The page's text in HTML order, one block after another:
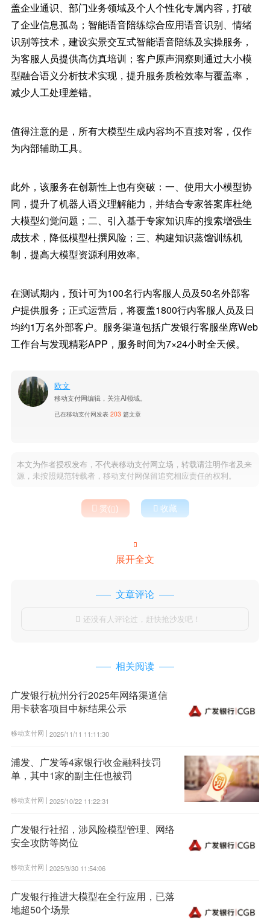
盖企业通识、部门业务领域及个人个性化专属内容，打破
了企业信息孤岛；智能语音陪练综合应用语音识别、情绪
识别等技术，建设实景交互式智能语音陪练及实操服务，
为客服人员提供高仿真培训；客户原声洞察则通过大小模
型融合语义分析技术实现，提升服务质检效率与覆盖率，
减少人工处理差错。
值得注意的是，所有大模型生成内容均不直接对客，仅作
为内部辅助工具。
此外，该服务在创新性上也有突破：一、使用大小模型协
同，提升了机器人语义理解能力，并结合专家答案库杜绝
大模型幻觉问题；二、引入基于专家知识库的搜索增强生
成技术，降低模型杜撰风险；三、构建知识蒸馏训练机
制，提高大模型资源利用效率。
在测试期内，预计可为100名行内客服人员及50名外部客
户提供服务；正式运营后，将覆盖1800行内客服人员及日
均约1万名外部客户。服务渠道包括广发银行客服坐席Web
工作台与发现精彩APP，服务时间为7×24小时全天候。
欧文
移动支付网编辑，关注AI领域。
已在移动支付网发表203 篇文章
本文为作者授权发布，不代表移动支付网立场，转载请注明作者及来
源，未按照规范转载者，移动支付网保留追究相应责任的权利。
 赞()  收藏

展开全文
文章评论
 还没有人评论过，赶快抢沙发吧！
相关阅读
广发银行杭州分行2025年网络渠道信
用卡获客项目中标结果公示
移动支付网 | 2025/11/11 11:11:30
浦发、广发等4家银行收金融科技罚
单，其中1家的副主任也被罚
移动支付网 | 2025/10/22 11:22:31
广发银行社招，涉风险模型管理、网络
安全攻防等岗位
移动支付网 | 2025/9/30 11:54:06
广发银行推进大模型在全行应用，已落
地超50个场景